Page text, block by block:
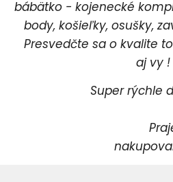
bábätko - kojenecké
body, košieľky, osušky,
Presvedčte sa o kvalite
aj vy !
Super rýchle
Prajeme